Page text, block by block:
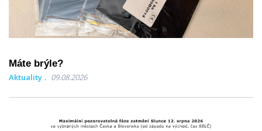
Máte brýle?
Aktuality 09.08.2026